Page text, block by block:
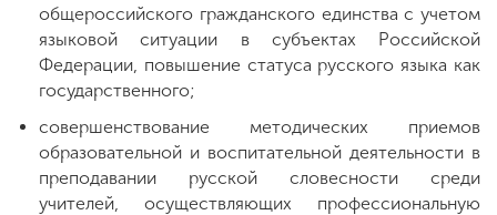
общероссийского гражданского единства с учетом
языковой ситуации в субъектах Российской
Федерации, повышение статуса русского языка как
государственного;
совершенствование методических приемов
образовательной и воспитательной деятельности в
преподавании русской словесности среди
учителей, осуществляющих профессиональную